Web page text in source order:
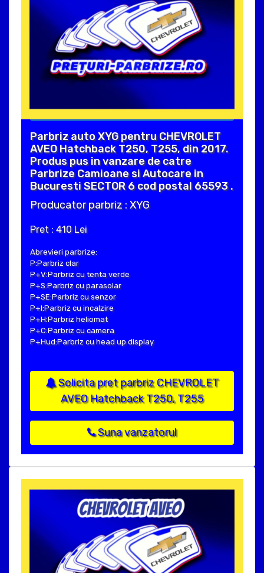
Parbriz auto XYG pentru CHEVROLET
AVEO Hatchback T250, T255, din 2017.
Produs pus in vanzare de catre
Parbrize Camioane si Autocare in
Bucuresti SECTOR 6 cod postal 65593 .
Producator parbriz : XYG
Pret : 410 Lei
Abrevieri parbrize:
P:Parbriz clar
P+V:Parbriz cu tenta verde
P+S:Parbriz cu parasolar
P+SE:Parbriz cu senzor
P+I:Parbriz cu incalzire
P+H:Parbriz heliomat
P+C:Parbriz cu camera
P+Hud:Parbriz cu head up display
Solicita pret parbriz CHEVROLET
AVEO Hatchback T250, T255
Suna vanzatorul